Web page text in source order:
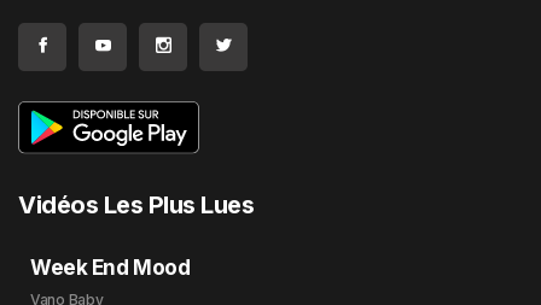
Vidéos Les Plus Lues
Week End Mood
Vano Baby